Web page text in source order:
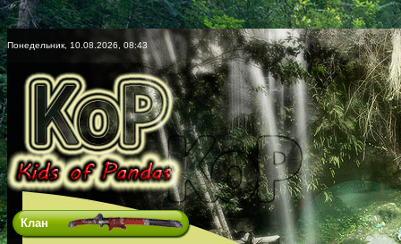
Понедельник, 10.08.2026, 08:43
Клан